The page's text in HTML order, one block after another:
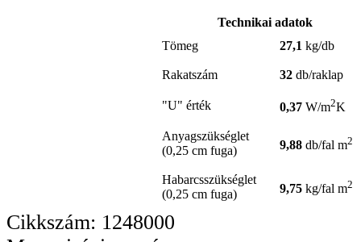
Technikai adatok
Tömeg
27,1 kg/db
Rakatszám 32db/raklap
"U" érték 0,37 W/m2K
Anyagszükséglet
(0,25 cm fuga)
9,88db/fal m2
Habarcsszükséglet
(0,25 cm fuga)
9,75 kg/fal m2
Cikkszám: 1248000